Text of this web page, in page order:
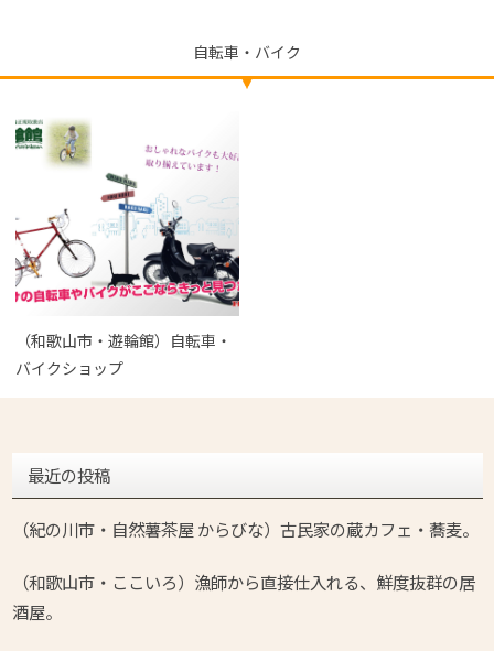
自転車・バイク
（和歌山市・遊輪館）自転車・
バイクショップ
最近の投稿
（紀の川市・自然薯茶屋 からびな）古民家の蔵カフェ・蕎麦。
（和歌山市・ここいろ）漁師から直接仕入れる、鮮度抜群の居
酒屋。